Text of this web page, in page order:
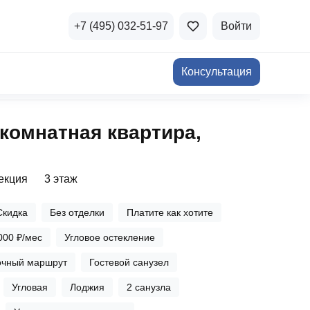
и продажа
для роста
и ответы
и скидки
+7 (495) 032-51-97 Войти
Консультация
квартира,
3 этаж
Без отделки Платите как хотите
₽/мес Угловое остекление
маршрут Гостевой санузел
Угловая Лоджия 2 санузла